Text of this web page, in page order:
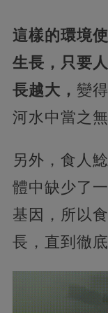
這樣的環境
生長，只要
長越大， 變
河水中當之
另外，食人
體中缺少了
基因，所以
長，直到徹